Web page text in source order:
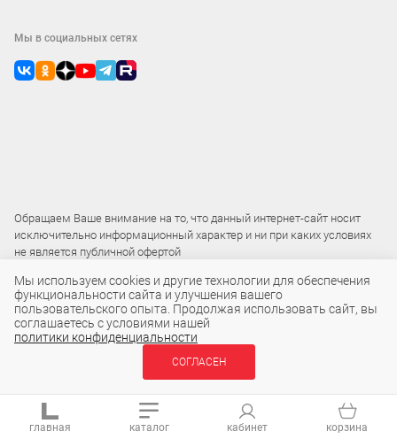
Мы в социальных сетях
Обращаем Ваше внимание на то, что данный интернет-сайт носит
исключительно информационный характер и ни при каких условиях
не является публичной офертой
2015 – 2026 © ООО «Локос»
главная каталог кабинет корзина
Мы используем cookies и другие технологии для обеспечения
функциональности сайта и улучшения вашего
пользовательского опыта. Продолжая использовать сайт, вы
соглашаетесь с условиями нашей
политики конфиденциальности
СОГЛАСЕН